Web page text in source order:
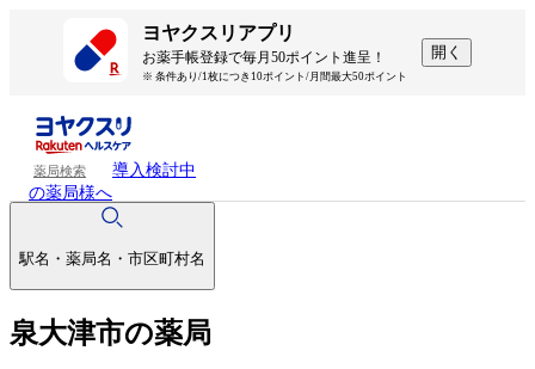
ヨヤクスリアプリ
お薬手帳登録で毎月50ポイント進呈！
※ 条件あり/1枚につき10ポイント/月間最大50ポイント
開く
薬局検索
導入検討中
の薬局様へ
駅名・薬局名・市区町村名
泉大津市の薬局